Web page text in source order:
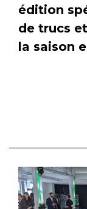
édition
de trucs
la saison